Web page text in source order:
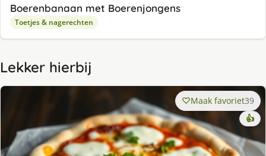
Boerenbanaan met Boerenjongens
Toetjes & nagerechten
Lekker hierbij
Maak favoriet39
👍